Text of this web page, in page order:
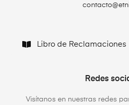
Libro de Reclamaciones
Redes
Visítanos en nuestras redes